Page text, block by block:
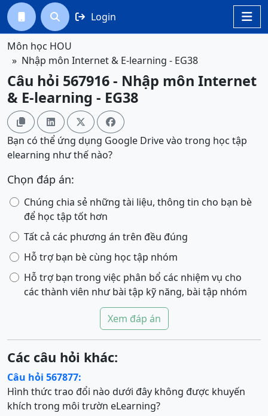

  Login
Môn học HOU
Nhập môn Internet & E-learning - EG38
Câu hỏi 567916 - Nhập môn Internet
& E-learning - EG38
   
Bạn có thể ứng dụng Google Drive vào trong học tập
elearning như thế nào?
Chọn đáp án:
Chúng chia sẻ những tài liệu, thông tin cho bạn bè
để học tập tốt hơn
Tất cả các phương án trên đều đúng
Hỗ trợ bạn bè cùng học tập nhóm
Hỗ trợ bạn trong việc phân bổ các nhiệm vụ cho
các thành viên như bài tập kỹ năng, bài tập nhóm
Xem đáp án
Các câu hỏi khác:
Câu hỏi 567877:
Hình thức trao đổi nào dưới đây không được khuyến
khích trong môi trườn eLearning?